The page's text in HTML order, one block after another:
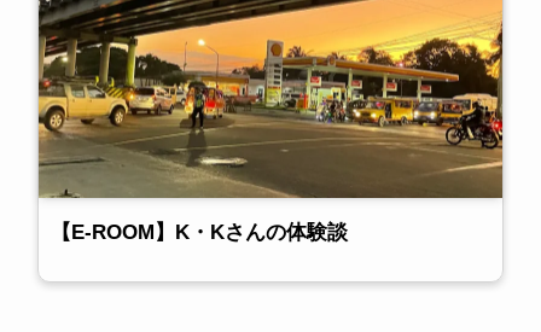
【E-ROOM】K・Kさんの体験談